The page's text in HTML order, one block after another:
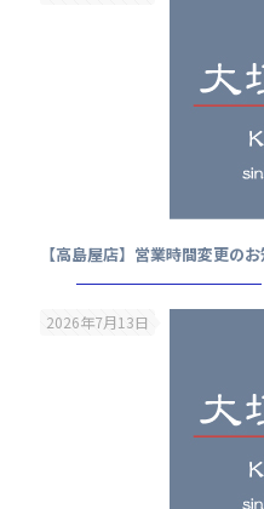
【高島屋店】営業時間変更の
2026年7月13日